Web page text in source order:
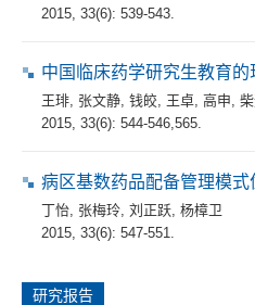
2015, 33(6): 539-543.
中国临床药学研究生教育的
王琲 张文静 钱皎 王卓 高申
2015, 33(6): 544-546,565.
病区基数药品配备管理模
丁怡 张梅玲 刘正跃 杨樟卫
2015, 33(6): 547-551.
研究报告